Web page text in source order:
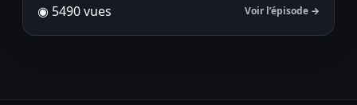
◉ 5490 vues Voir l’épisode →